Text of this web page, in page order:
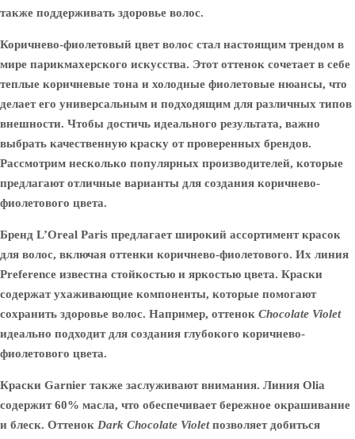
также поддерживать здоровье волос.
Коричнево-фиолетовый цвет волос стал настоящим трендом в
мире парикмахерского искусства. Этот оттенок сочетает в себе
теплые коричневые тона и холодные фиолетовые нюансы, что
делает его универсальным и подходящим для различных типов
внешности. Чтобы достичь идеального результата, важно
выбрать качественную краску от проверенных брендов.
Рассмотрим несколько популярных производителей, которые
предлагают отличные варианты для создания коричнево-
фиолетового цвета.
Бренд L’Oreal Paris предлагает широкий ассортимент красок
для волос, включая оттенки коричнево-фиолетового. Их линия
Preference известна стойкостью и яркостью цвета. Краски
содержат ухаживающие компоненты, которые помогают
сохранить здоровье волос. Например, оттенок Chocolate Violet
идеально подходит для создания глубокого коричнево-
фиолетового цвета.
Краски Garnier также заслуживают внимания. Линия Olia
содержит 60% масла, что обеспечивает бережное окрашивание
и блеск. Оттенок Dark Chocolate Violetпозволяет добиться